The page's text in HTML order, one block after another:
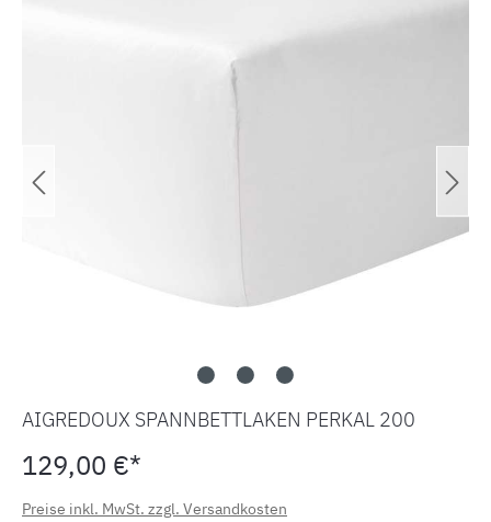
AIGREDOUX SPANNBETTLAKEN PERKAL 200
129,00 €*
Preise inkl. MwSt. zzgl. Versandkosten